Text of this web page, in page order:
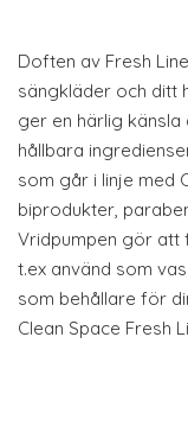
Doften av Fresh
sängkläder och ditt
ger en härlig känsla
hållbara
som går i linje med
biprodukter,
Vridpumpen gör att
t.ex använd som
som behållare för
Clean Space Fresh